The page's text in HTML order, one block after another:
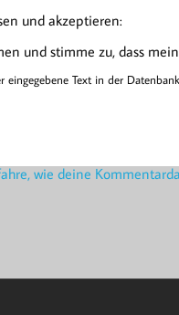
und akzeptieren:
und stimme zu, dass
Text in der
wie deine